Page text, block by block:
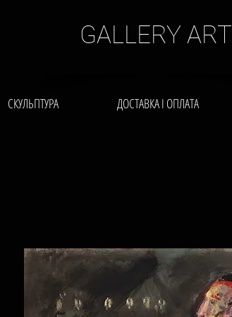
GALLERY ART
ДОСТАВКА І ОПЛАТА
СКУЛЬПТУРА